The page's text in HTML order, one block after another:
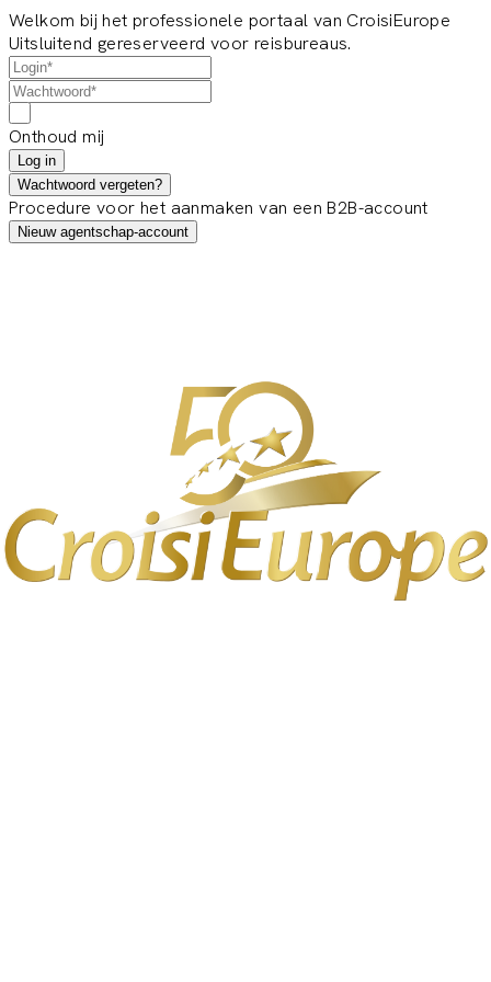
Welkom bij het professionele portaal van CroisiEurope
Uitsluitend gereserveerd voor reisbureaus.
Onthoud mij
Log in
Wachtwoord vergeten?
Procedure voor het aanmaken van een B2B-account
Nieuw agentschap-account